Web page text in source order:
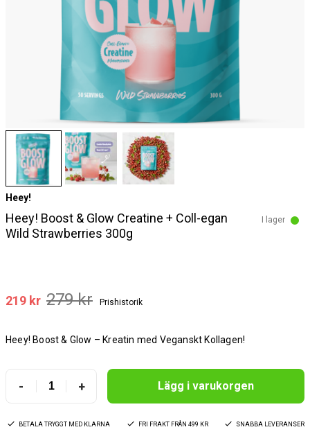
Heey!
Heey! Boost & Glow Creatine + Coll-egan
Wild Strawberries 300g
I lager
219 kr 279 kr Prishistorik
Heey! Boost & Glow – Kreatin med Veganskt Kollagen!
- + Lägg i varukorgen
BETALA TRYGGT MED KLARNA FRI FRAKT FRÅN 499 KR SNABBA LEVERANSER